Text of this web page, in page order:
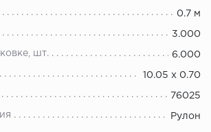
0.7 м
3.000
шт. 6.000
10.05 х 0.70
76025
Рулон